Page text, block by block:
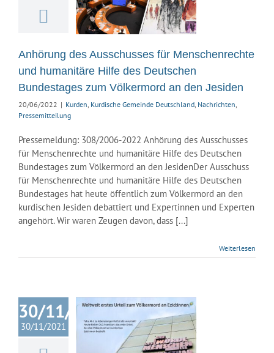
Gemeinde
Nachrichten
Anhörung des Ausschusses für Menschenrechte
und humanitäre Hilfe des Deutschen
Bundestages zum Völkermord an den Jesiden
20/06/2022 | Kurden, Kurdische Gemeinde Deutschland, Nachrichten,
Pressemitteilung
Pressemeldung: 308/2006-2022 Anhörung des Ausschusses
für Menschenrechte und humanitäre Hilfe des Deutschen
Bundestages zum Völkermord an den JesidenDer Ausschuss
für Menschenrechte und humanitäre Hilfe des Deutschen
Bundestages hat heute öffentlich zum Völkermord an den
kurdischen Jesiden debattiert und Expertinnen und Experten
angehört. Wir waren Zeugen davon, dass [...]
Weiterlesen
30/11/2021
30/11/2021
begrüßt
als